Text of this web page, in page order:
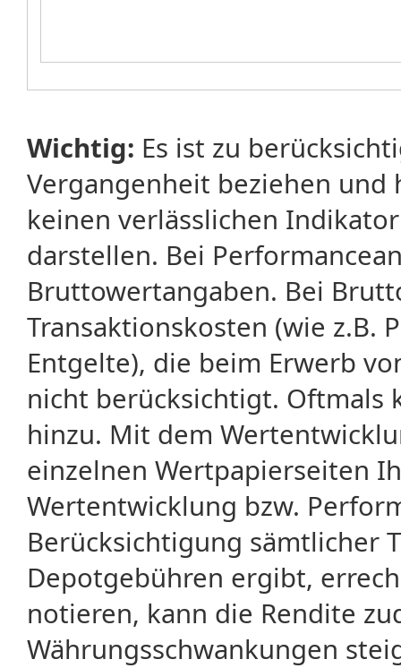
Wichtig: Es ist zu
Vergangenheit beziehen
keinen verlässlichen
darstellen. Bei
Bruttowertangaben. Bei
Transaktionskosten (wie z.B.
Entgelte), die beim Erwerb
nicht berücksichtigt. Oftmals
hinzu. Mit dem
einzelnen Wertpapierseiten
Wertentwicklung bzw.
Berücksichtigung sämtlicher
Depotgebühren ergibt,
notieren, kann die Rendite
Währungsschwankungen